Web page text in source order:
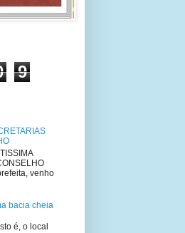
9
venho
bacia cheia
é, o local